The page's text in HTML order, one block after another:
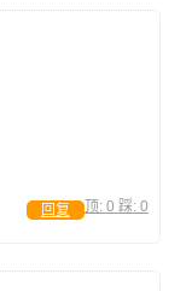
顶: 0 踩: 0
回复